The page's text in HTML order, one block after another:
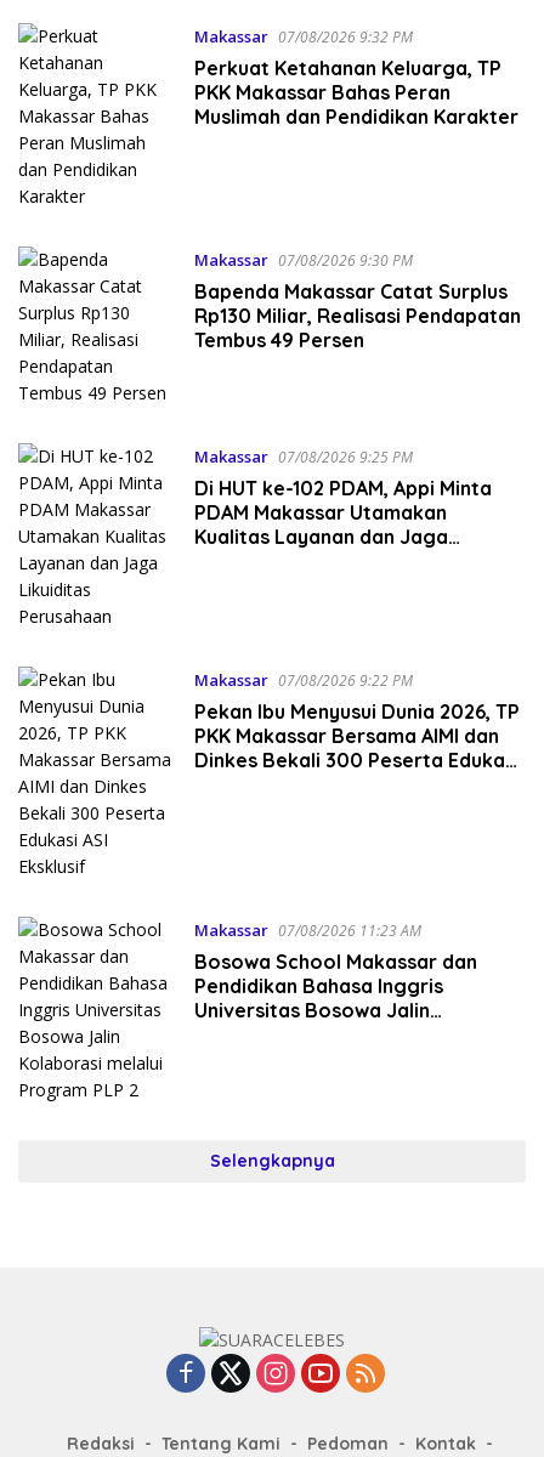
Makassar 07/08/2026 9:32 PM
Perkuat Ketahanan Keluarga, TP
PKK Makassar Bahas Peran
Muslimah dan Pendidikan Karakter
Makassar 07/08/2026 9:30 PM
Bapenda Makassar Catat Surplus
Rp130 Miliar, Realisasi Pendapatan
Tembus 49 Persen
Makassar 07/08/2026 9:25 PM
Di HUT ke-102 PDAM, Appi Minta
PDAM Makassar Utamakan
Kualitas Layanan dan Jaga
Makassar 07/08/2026 9:22 PM
Pekan Ibu Menyusui Dunia 2026, TP
PKK Makassar Bersama AIMI dan
Dinkes Bekali 300 Peserta Edukasi
Makassar 07/08/2026 11:23 AM
Bosowa School Makassar dan
Pendidikan Bahasa Inggris
Universitas Bosowa Jalin
Selengkapnya
Redaksi Tentang Kami Pedoman Kontak